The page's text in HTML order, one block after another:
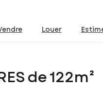
Louer
de 122m²